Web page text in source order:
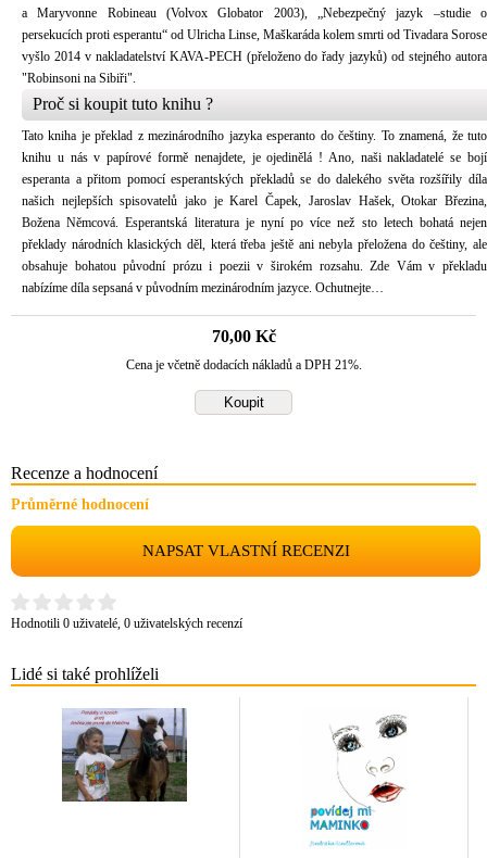
a Maryvonne Robineau (Volvox Globator 2003), „Nebezpečný jazyk –studie o
persekucích proti esperantu“ od Ulricha Linse, Maškaráda kolem smrti od Tivadara Sorose
vyšlo 2014 v nakladatelství KAVA-PECH (přeloženo do řady jazyků) od stejného autora
"Robinsoni na Sibiři".
Proč si koupit tuto knihu ?
Tato kniha je překlad z mezinárodního jazyka esperanto do češtiny. To znamená, že tuto
knihu u nás v papírové formě nenajdete, je ojedinělá ! Ano, naši nakladatelé se bojí
esperanta a přitom pomocí esperantských překladů se do dalekého světa rozšířily díla
našich nejlepších spisovatelů jako je Karel Čapek, Jaroslav Hašek, Otokar Březina,
Božena Němcová. Esperantská literatura je nyní po více než sto letech bohatá nejen
překlady národních klasických děl, která třeba ještě ani nebyla přeložena do češtiny, ale
obsahuje bohatou původní prózu i poezii v širokém rozsahu. Zde Vám v překladu
nabízíme díla sepsaná v původním mezinárodním jazyce. Ochutnejte…
70,00 Kč
Cena je včetně dodacích nákladů a DPH 21%.
Recenze a hodnocení
Průměrné hodnocení
NAPSAT VLASTNÍ RECENZI
Hodnotili 0 uživatelé, 0 uživatelských recenzí
Lidé si také prohlíželi